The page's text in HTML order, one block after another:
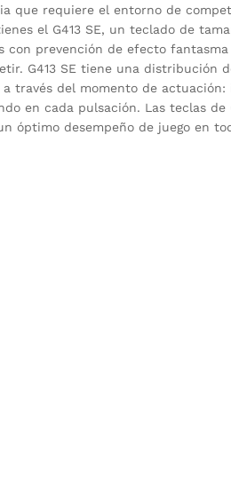
que requiere el entorno de
el G413 SE, un teclado de
prevención de efecto
G413 SE tiene una
través del momento de
en cada pulsación. Las teclas de
óptimo desempeño de juego en